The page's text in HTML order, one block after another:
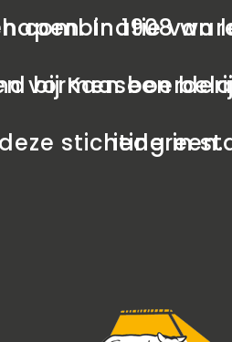
combinatie van
bij
iedereen.
In 1908
vormen een
stichting in